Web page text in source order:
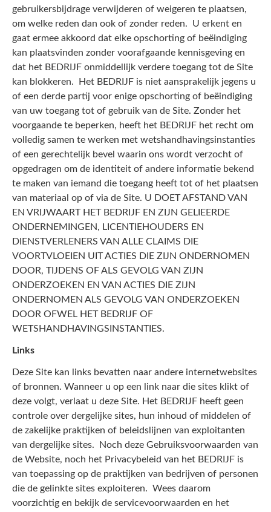
gebruikersbijdrage verwijderen of weigeren te plaatsen,
om welke reden dan ook of zonder reden. U erkent en
gaat ermee akkoord dat elke opschorting of beëindiging
kan plaatsvinden zonder voorafgaande kennisgeving en
dat het BEDRIJF onmiddellijk verdere toegang tot de Site
kan blokkeren. Het BEDRIJF is niet aansprakelijk jegens u
of een derde partij voor enige opschorting of beëindiging
van uw toegang tot of gebruik van de Site. Zonder het
voorgaande te beperken, heeft het BEDRIJF het recht om
volledig samen te werken met wetshandhavingsinstanties
of een gerechtelijk bevel waarin ons wordt verzocht of
opgedragen om de identiteit of andere informatie bekend
te maken van iemand die toegang heeft tot of het plaatsen
van materiaal op of via de Site. U DOET AFSTAND VAN
EN VRIJWAART HET BEDRIJF EN ZIJN GELIEERDE
ONDERNEMINGEN, LICENTIEHOUDERS EN
DIENSTVERLENERS VAN ALLE CLAIMS DIE
VOORTVLOEIEN UIT ACTIES DIE ZIJN ONDERNOMEN
DOOR, TIJDENS OF ALS GEVOLG VAN ZIJN
ONDERZOEKEN EN VAN ACTIES DIE ZIJN
ONDERNOMEN ALS GEVOLG VAN ONDERZOEKEN
DOOR OFWEL HET BEDRIJF OF
WETSHANDHAVINGSINSTANTIES.
Links
Deze Site kan links bevatten naar andere internetwebsites
of bronnen. Wanneer u op een link naar die sites klikt of
deze volgt, verlaat u deze Site. Het BEDRIJF heeft geen
controle over dergelijke sites, hun inhoud of middelen of
de zakelijke praktijken of beleidslijnen van exploitanten
van dergelijke sites. Noch deze Gebruiksvoorwaarden van
de Website, noch het Privacybeleid van het BEDRIJF is
van toepassing op de praktijken van bedrijven of personen
die de gelinkte sites exploiteren. Wees daarom
voorzichtig en bekijk de servicevoorwaarden en het